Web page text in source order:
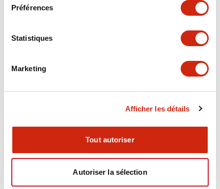
Préférences
Statistiques
Marketing
Afficher les détails
Tout autoriser
Autoriser la sélection
GT3 Multi-Function Catalog
Timers Digest